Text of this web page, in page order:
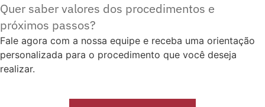
Quer saber valores dos procedimentos e
próximos passos?
Fale agora com a nossa equipe e receba uma orientação
personalizada para o procedimento que você deseja
realizar.